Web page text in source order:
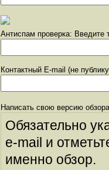
Антиспам проверка: Введите
Контактный E-mail (не
Написать свою версию
Обязательно
e-mail и
именно обзор.